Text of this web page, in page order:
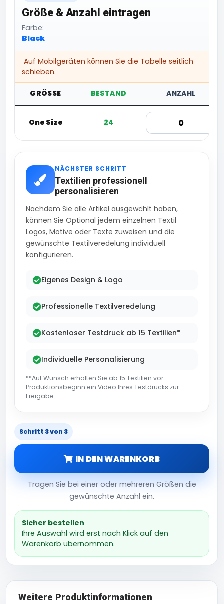
Größe & Anzahl eintragen
Farbe:
Black
Auf Mobilgeräten können Sie die Tabelle seitlich
schieben.
GRÖSSE BESTAND ANZAHL
One Size 24
NÄCHSTER SCHRITT
Textilien professionell
personalisieren
Nachdem Sie alle Artikel ausgewählt haben,
können Sie Optional jedem einzelnen Textil
Logos, Motive oder Texte zuweisen und die
gewünschte Textilveredelung individuell
konfigurieren.
Eigenes Design & Logo
Professionelle Textilveredelung
Kostenloser Testdruck ab 15 Textilien*
Individuelle Personalisierung
**Auf Wunsch erhalten Sie ab 15 Textilien vor
Produktionsbeginn ein Video Ihres Testdrucks zur
Freigabe..
Schritt 3 von 3
IN DEN WARENKORB
Tragen Sie bei einer oder mehreren Größen die
gewünschte Anzahl ein.
Sicher bestellen
Ihre Auswahl wird erst nach Klick auf den
Warenkorb übernommen.
Weitere Produktinformationen